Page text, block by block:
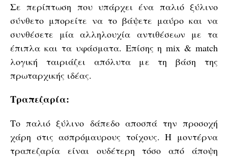
Σε περίπτωση που υπάρχει ένα παλιό ξύλινο
σύνθετο μπορείτε να το βάψετε μαύρο και να
συνθέσετε μία αλληλουχία αντιθέσεων με τα
έπιπλα και τα υφάσματα. Επίσης η mix & match
λογική ταιριάζει απόλυτα με τη βάση της
πρωταρχικής ιδέας.
Τραπεζαρία:
Το παλιό ξύλινο δάπεδο αποσπά την προσοχή
χάρη στις ασπρόμαυρους τοίχους. Η μοντέρνα
τραπεζαρία είναι ουδέτερη τόσο από άποψη